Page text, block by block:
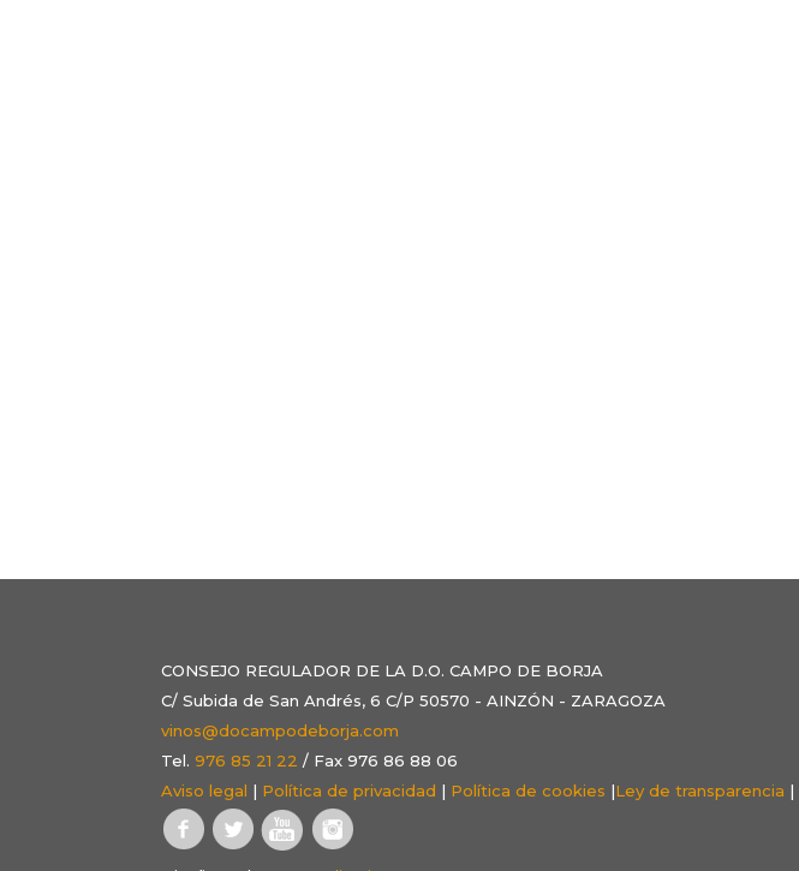
CONSEJO REGULADOR DE LA D.O. CAMPO DE BORJA
C/ Subida de San Andrés, 6 C/P 50570 - AINZÓN - ZARAGOZA
vinos@docampodeborja.com
Tel.976 85 21 22 / Fax 976 86 88 06
Aviso legal | Política de privacidad | Política de cookies |Ley de transparencia |